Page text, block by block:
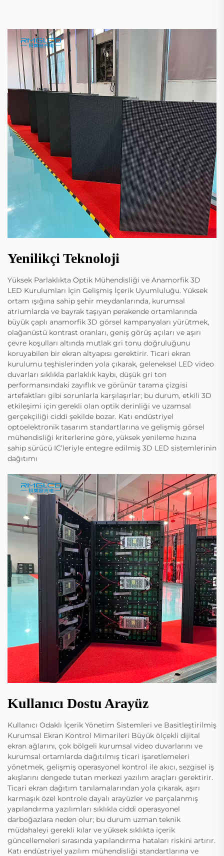
Yenilikçi Teknoloji
Yüksek Parlaklıkta Optik Mühendisliği ve Anamorfik 3D
LED Kurulumları İçin Gelişmiş İçerik Uyumluluğu. Yüksek
ortam ışığına sahip şehir meydanlarında, kurumsal
atriumlarda ve bayrak taşıyan perakende ortamlarında
büyük çaplı anamorfik 3D görsel kampanyaları yürütmek,
olağanüstü kontrast oranları, geniş görüş açıları ve aşırı
çevre koşulları altında mutlak gri tonu doğruluğunu
koruyabilen bir ekran altyapısı gerektirir. Ticari ekran
kurulumu teşhislerinden yola çıkarak, geleneksel LED video
duvarları sıklıkla parlaklık kaybı, düşük gri ton
performansındaki zayıflık ve görünür tarama çizgisi
artefaktları gibi sorunlarla karşılaşırlar; bu durum, etkili 3D
etkileşimi için gerekli olan optik derinliği ve uzamsal
gerçekçiliği ciddi şekilde bozar. Katı endüstriyel
optoelektronik tasarım standartlarına ve gelişmiş görsel
mühendisliği kriterlerine göre, yüksek yenileme hızına
sahip sürücü IC’leriyle entegre edilmiş 3D LED sistemlerinin
dağıtımı
Kullanıcı Dostu Arayüz
Kullanıcı Odaklı İçerik Yönetim Sistemleri ve Basitleştirilmiş
Kurumsal Ekran Kontrol Mimarileri Büyük ölçekli dijital
ekran ağlarını, çok bölgeli kurumsal video duvarlarını ve
kurumsal ortamlarda dağıtılmış ticari işaretlemeleri
yönetmek, gelişmiş operasyonel kontrol ile akıcı, sezgisel iş
akışlarını dengede tutan merkezi yazılım araçları gerektirir.
Ticari ekran dağıtım tanılamalarından yola çıkarak, aşırı
karmaşık özel kontrole dayalı arayüzler ve parçalanmış
yapılandırma yazılımları sıklıkla ciddi operasyonel
darboğazlara neden olur; bu durum uzman teknik
müdahaleyi gerekli kılar ve yüksek sıklıkta içerik
güncellemeleri sırasında yapılandırma hataları riskini artırır.
Katı endüstriyel yazılım mühendisliği standartlarına ve